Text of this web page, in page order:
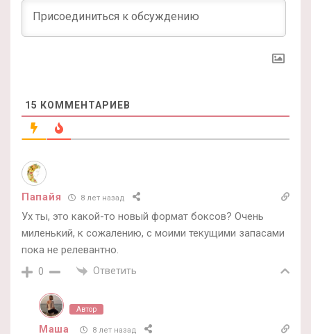
15 КОММЕНТАРИЕВ
Папайя 8 лет назад
Ух ты, это какой-то новый формат боксов? Очень
миленький, к сожалению, с моими текущими запасами
пока не релевантно.
0 Ответить
Автор
Маша 8 лет назад